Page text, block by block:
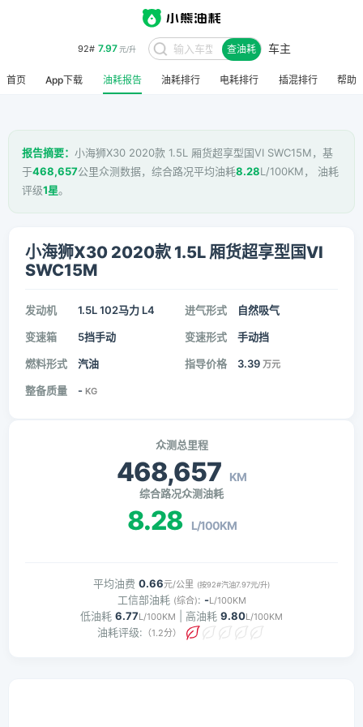
92# 7.97元/升 查油耗 车主
首页 App下载 油耗报告 油耗排行 电耗排行 插混排行 帮助
报告摘要： 小海狮X30 2020款 1.5L 厢货超享型国VI SWC15M，基
于468,657公里众测数据，综合路况平均油耗8.28L/100KM， 油耗
评级1星。
小海狮X30 2020款 1.5L 厢货超享型国VI
SWC15M
发动机 1.5L 102马力 L4 进气形式 自然吸气
变速箱 5挡手动 变速形式 手动挡
燃料形式 汽油 指导价格 3.39 万元
整备质量 - KG
众测总里程
468,657 KM
综合路况众测油耗
8.28 L/100KM
平均油费 0.66元/公里 (按92#汽油7.97元/升)
工信部油耗 (综合): -L/100KM
低油耗 6.77L/100KM | 高油耗 9.80L/100KM
油耗评级: （1.2分）